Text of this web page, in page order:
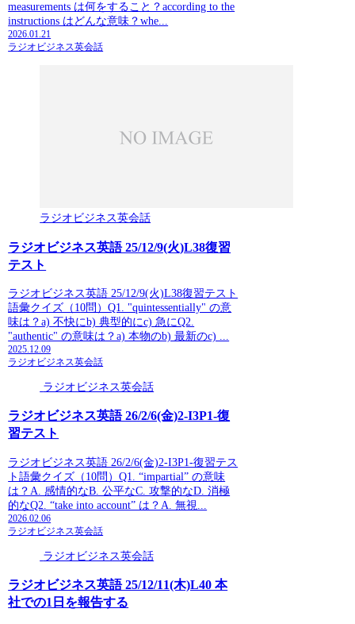
measurements は何をすること？according to the
instructions はどんな意味？whe...
2026.01.21
ラジオビジネス英会話
ラジオビジネス英会話
ラジオビジネス英語 25/12/9(火)L38復習
テスト
ラジオビジネス英語 25/12/9(火)L38復習テスト
語彙クイズ（10問）Q1. "quintessentially" の意
味は？a) 不快にb) 典型的にc) 急にQ2.
"authentic" の意味は？a) 本物のb) 最新のc) ...
2025.12.09
ラジオビジネス英会話
ラジオビジネス英会話
ラジオビジネス英語 26/2/6(金)2-I3P1-復
習テスト
ラジオビジネス英語 26/2/6(金)2-I3P1-復習テス
ト語彙クイズ（10問）Q1. “impartial” の意味
は？A. 感情的なB. 公平なC. 攻撃的なD. 消極
的なQ2. “take into account” は？A. 無視...
2026.02.06
ラジオビジネス英会話
ラジオビジネス英会話
ラジオビジネス英語 25/12/11(木)L40 本
社での1日を報告する